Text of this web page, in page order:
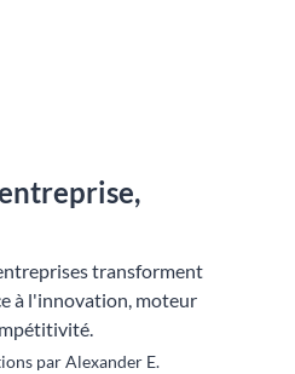
transforment
à l'innovation, moteur
par Alexander E.